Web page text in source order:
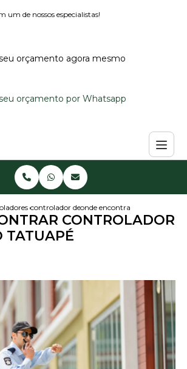
um de nossos especialistas!
orçamento agora mesmo
orçamento por Whatsapp
de acesso
controlador de acesso portaria
onde encontrar controlador
CONTROLADOR
TATUAPÉ